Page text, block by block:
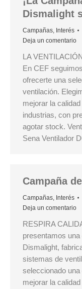
Dismalight
Campañas, Interés
Deja un comentario
LA
En CEF
ofrecerte una
ventilación.
mejorar la
industrias, con
agotar stock.
Sena Ventilador
Campaña
Campañas, Interés
Deja un comentario
RESPIRA
presentamos
Dismalight,
sistemas de
seleccionado
mejorar la